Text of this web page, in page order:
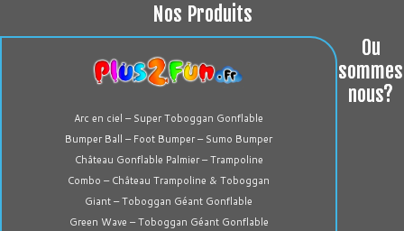
Nos Produits
Arc en ciel – Super Toboggan Gonflable
Bumper Ball – Foot Bumper – Sumo Bumper
Château Gonflable Palmier – Trampoline
Combo – Château Trampoline & Toboggan
Giant – Toboggan Géant Gonflable
Green Wave – Toboggan Géant Gonflable
Ou
sommes
nous?